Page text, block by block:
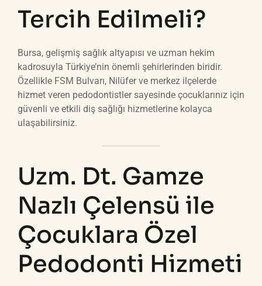
Tercih Edilmeli?
Bursa, gelişmiş sağlık altyapısı ve uzman hekim
kadrosuyla Türkiye’nin önemli şehirlerinden biridir.
Özellikle FSM Bulvarı, Nilüfer ve merkez ilçelerde
hizmet veren pedodontistler sayesinde çocuklarınız için
güvenli ve etkili diş sağlığı hizmetlerine kolayca
ulaşabilirsiniz.
Uzm. Dt. Gamze
Nazlı Çelensü ile
Çocuklara Özel
Pedodonti Hizmeti